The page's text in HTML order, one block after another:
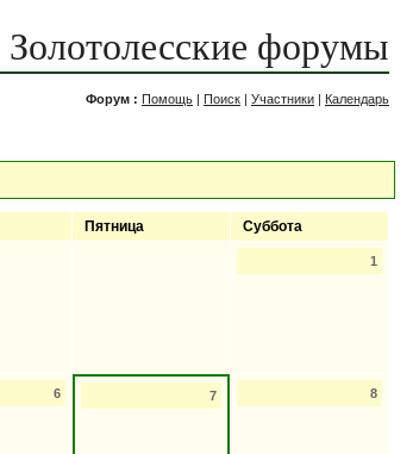
Золотолесские форумы
Форум : Помощь | Поиск | Участники | Календарь
Пятница Суббота
1
6 7 8